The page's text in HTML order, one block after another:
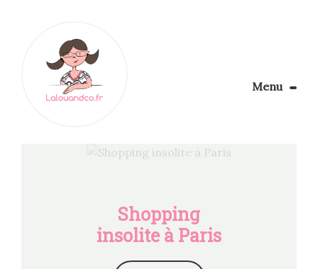
Menu
Apprendre la couture
Shopping
insolite à Paris